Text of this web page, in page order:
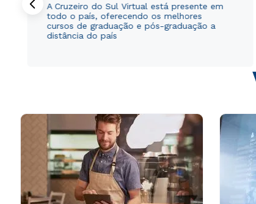
A Cruzeiro do Sul Virtual está presente em
todo o país, oferecendo os melhores
cursos de graduação e pós-graduação a
distância do país